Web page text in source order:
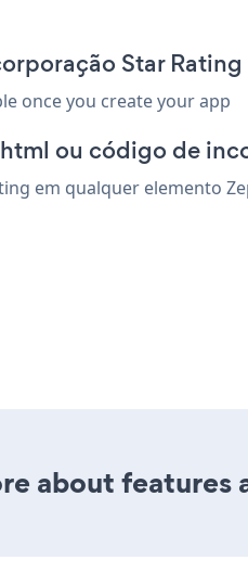
Star
once you create your app
ou código de
em qualquer elemento
about features